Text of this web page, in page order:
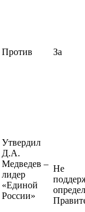
Против За
Утвердил
Д.А.
Медведев –
лидер
«Единой
России»
Не